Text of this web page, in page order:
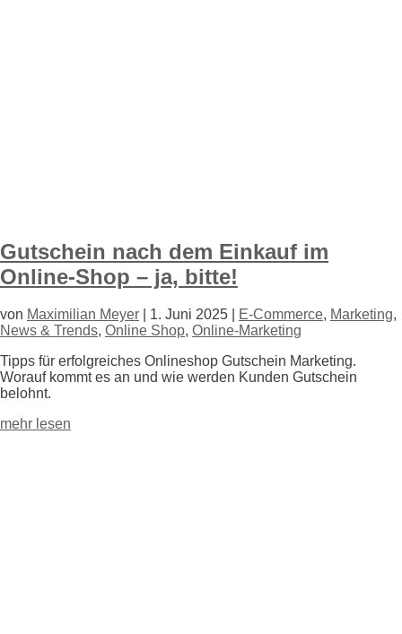
Gutschein nach dem Einkauf im
Online-Shop – ja, bitte!
von Maximilian Meyer 1. Juni 2025 E-Commerce, Marketing,
News & Trends, Online Shop, Online-Marketing
Tipps für erfolgreiches Onlineshop Gutschein Marketing.
Worauf kommt es an und wie werden Kunden Gutschein
belohnt.
mehr lesen